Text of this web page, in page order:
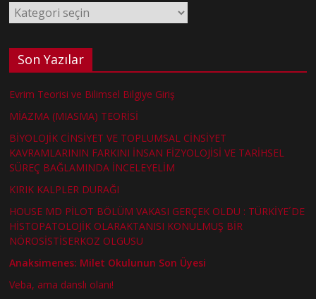
Kategoriler
Son Yazılar
Evrim Teorisi ve Bilimsel Bilgiye Giriş
MİAZMA (MIASMA) TEORİSİ
BİYOLOJİK CİNSİYET VE TOPLUMSAL CİNSİYET
KAVRAMLARININ FARKINI İNSAN FİZYOLOJİSİ VE TARİHSEL
SÜREÇ BAĞLAMINDA İNCELEYELİM
KIRIK KALPLER DURAĞI
HOUSE MD PİLOT BÖLÜM VAKASI GERÇEK OLDU : TÜRKİYE´DE
HİSTOPATOLOJİK OLARAKTANISI KONULMUŞ BİR
NÖROSİSTİSERKOZ OLGUSU
Anaksimenes: Milet Okulunun Son Üyesi
Veba, ama danslı olanı!